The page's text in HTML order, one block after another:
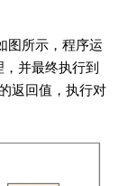
图所示，程序运
并最终执行到
返回值，执行对